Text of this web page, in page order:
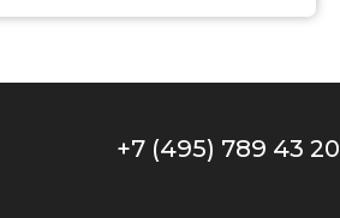
+7 (495) 789 43 20